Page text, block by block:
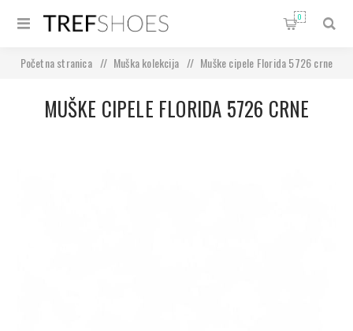
0
Početna stranica / Muška kolekcija / Muške cipele Florida 5726 crne
MUŠKE CIPELE FLORIDA 5726 CRNE